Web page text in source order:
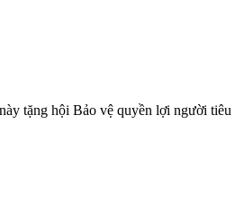
tặng hội Bảo vệ quyền lợi người tiêu